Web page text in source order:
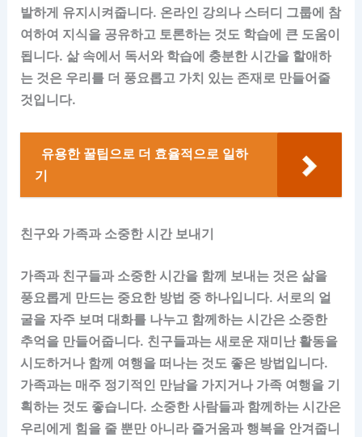
발하게 유지시켜줍니다. 온라인 강의나 스터디 그룹에 참
여하여 지식을 공유하고 토론하는 것도 학습에 큰 도움이
됩니다. 삶 속에서 독서와 학습에 충분한 시간을 할애하
는 것은 우리를 더 풍요롭고 가치 있는 존재로 만들어줄
것입니다.
유용한 꿀팁으로 더 효율적으로 일하
기
친구와 가족과 소중한 시간 보내기
가족과 친구들과 소중한 시간을 함께 보내는 것은 삶을
풍요롭게 만드는 중요한 방법 중 하나입니다. 서로의 얼
굴을 자주 보며 대화를 나누고 함께하는 시간은 소중한
추억을 만들어줍니다. 친구들과는 새로운 재미난 활동을
시도하거나 함께 여행을 떠나는 것도 좋은 방법입니다.
가족과는 매주 정기적인 만남을 가지거나 가족 여행을 기
획하는 것도 좋습니다. 소중한 사람들과 함께하는 시간은
우리에게 힘을 줄 뿐만 아니라 즐거움과 행복을 안겨줍니